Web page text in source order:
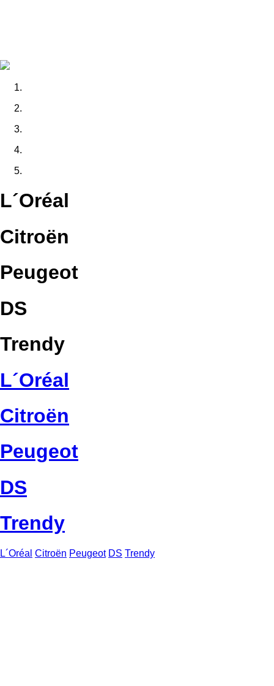
L´Oréal
Citroën
Peugeot
DS
Trendy
L´Oréal
Citroën
Peugeot
DS
Trendy
L´Oréal Citroën Peugeot DS Trendy